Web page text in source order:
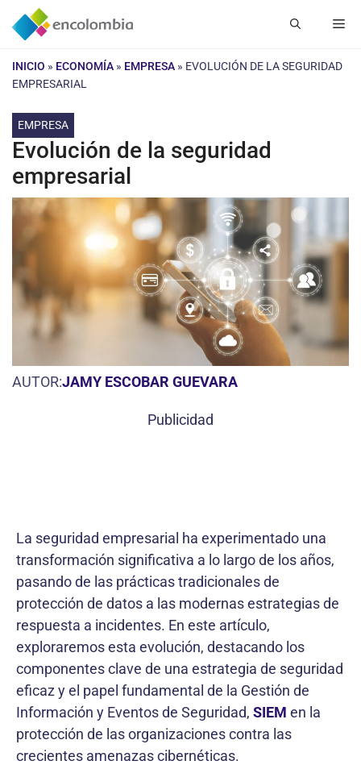
Saltar
INICIO » ECONOMÍA » EMPRESA » EVOLUCIÓN DE LA SEGURIDAD
EMPRESARIAL
EMPRESA
Evolución de la seguridad
empresarial
AUTOR:JAMY ESCOBAR GUEVARA
Publicidad
La seguridad empresarial ha experimentado una
transformación significativa a lo largo de los años,
pasando de las prácticas tradicionales de
protección de datos a las modernas estrategias de
respuesta a incidentes. En este artículo,
exploraremos esta evolución, destacando los
componentes clave de una estrategia de seguridad
eficaz y el papel fundamental de la Gestión de
Información y Eventos de Seguridad, SIEM en la
protección de las organizaciones contra las
crecientes amenazas cibernéticas.